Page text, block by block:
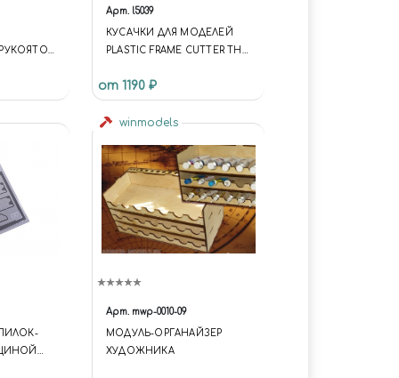
Арт. l5039
КУСАЧКИ ДЛЯ МОДЕЛЕЙ
PLASTIC FRAME CUTTER THE
от 1190 ₽
winmodels
Арт. mwp-0010-09
МОДУЛЬ-ОРГАНАЙЗЕР
ХУДОЖНИКА